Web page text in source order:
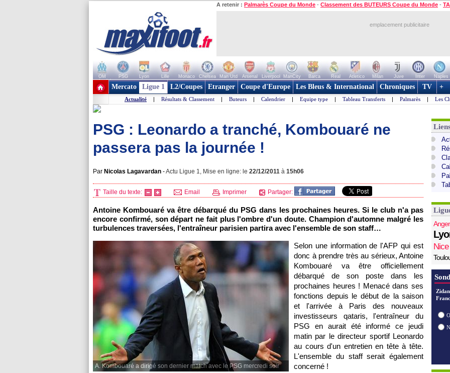
A retenir : Palmarès Coupe du Monde - Classement des BUTEURS Coupe du Monde -
emplacement publicitaire
OM PSG Lyon Lille Monaco Chelsea Man Utd Arsenal Liverpool ManCity Barca Real Atletico Milan Juve Inter Naples
+ de clubs
Mercato Ligue 1 L2/Coupes Etranger Coupe d'Europe Les Bleus & International Chroniques TV +
Actualité | Résultats & Classement | Buteurs | Calendrier | Equipe type | Tableau Transferts | Palmarès | Les
PSG : Leonardo a tranché, Kombouaré ne
passera pas la journée !
Par Nicolas Lagavardan -Actu Ligue 1, Mise en ligne: le 22/12/2011 à 15h06
Taille du texte: Email Imprimer Partager:
Antoine Kombouaré va être débarqué du PSG dans les prochaines heures. Si le club n'a pas
encore confirmé, son départ ne fait plus l'ombre d'un doute. Champion d'automne malgré les
turbulences traversées, l'entraîneur parisien partira avec l'ensemble de son staff…
A. Kombouaré a dirigé son dernier match avec le PSG mercredi soir
Selon une information de l'AFP qui est
donc à prendre très au sérieux, Antoine
Kombouaré va être officiellement
débarqué de son poste dans les
prochaines heures ! Menacé dans ses
fonctions depuis le début de la saison
et l'arrivée à Paris des nouveaux
investisseurs qataris, l'entraîneur du
PSG en aurait été informé ce jeudi
matin par le directeur sportif Leonardo
au cours d'un entretien en tête à tête.
L'ensemble du staff serait également
concerné !
Nice